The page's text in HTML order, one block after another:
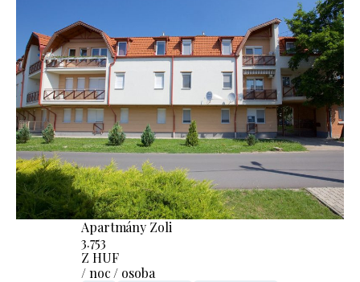
Apartmány Zoli
3.753
Z HUF
/ noc / osoba